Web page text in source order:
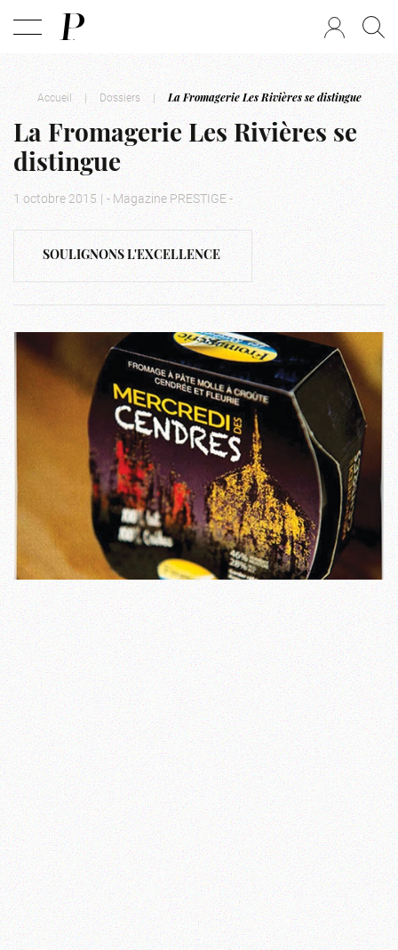
Accueil | Dossiers | La Fromagerie Les Rivières se distingue
La Fromagerie Les Rivières se
distingue
1 octobre 2015 | - Magazine PRESTIGE -
SOULIGNONS L'EXCELLENCE